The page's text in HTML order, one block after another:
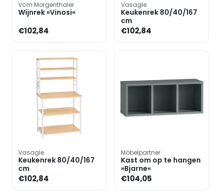
Vcm Morgenthaler
Wijnrek »Vinosi«
€102,84
Vasagle
Keukenrek 80/40/167
cm
€102,84
Vasagle
Keukenrek 80/40/167
cm
€102,84
Möbelpartner
Kast om op te hangen
»Bjarne«
€104,05